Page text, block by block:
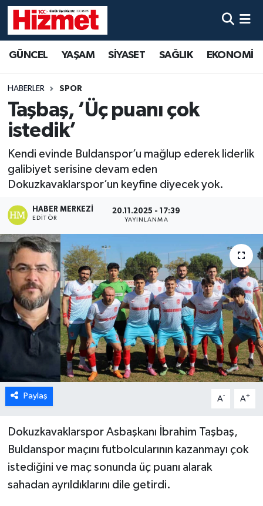
GÜNCEL YAŞAM SİYASET SAĞLIK EKONOMİ
HABERLER SPOR
Taşbaş, ‘Üç puanı çok
istedik’
Kendi evinde Buldanspor’u mağlup ederek liderlik
galibiyet serisine devam eden
Dokuzkavaklarspor’un keyfine diyecek yok.
HABER MERKEZI
EDITÖR
20.11.2025 - 17:39
YAYINLANMA
Paylaş A- A+
Dokuzkavaklarspor Asbaşkanı İbrahim Taşbaş,
Buldanspor maçını futbolcularının kazanmayı çok
istediğini ve maç sonunda üç puanı alarak
sahadan ayrıldıklarını dile getirdi.
YAŞAM
SİYASET
SAĞLIK
EKONOMİ
MAGAZİN
ÖZEL HABER
DTO
RESMİ REKLAM
Denizli Hava Durumu
Denizli Trafik Yoğunluk Haritası
Süper Lig Puan Durumu ve Fikstür
Tüm Manşetler